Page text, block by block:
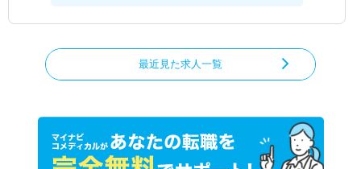
最近見た求人一覧